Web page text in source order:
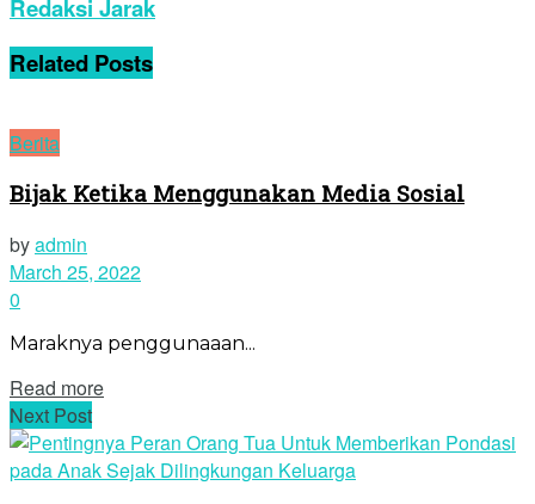
Redaksi Jarak
Related Posts
Berita
Bijak Ketika Menggunakan Media Sosial
byadmin
March 25, 2022
0
Maraknya penggunaaan...
Read more
Next Post